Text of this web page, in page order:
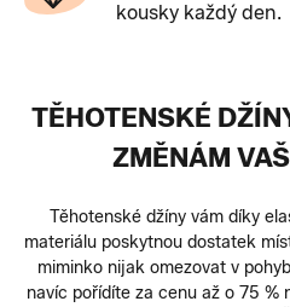
kousky každý den.
TĚHOTENSKÉ
ZMĚNÁM
Těhotenské džíny vám díky
materiálu poskytnou dostatek
miminko nijak omezovat v
navíc pořídíte za cenu až o 75 %